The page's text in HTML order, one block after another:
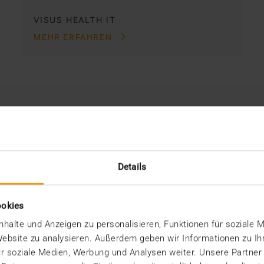
Details
und Anzeigen zu personalisieren, Funktionen für soziale
zu analysieren. Außerdem geben wir Informationen zu
soziale Medien, Werbung und Analysen weiter. Unsere
VISUS HEALTH IT
MEHR ERFAHREN